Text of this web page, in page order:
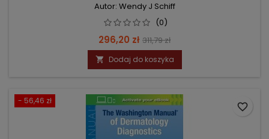
Autor: Wendy J Schiff
(0)
Cena
296,20 zł Cena
podstawowa
311,79 zł
 Dodaj do koszyka
- 56,46 zł
favorite_border